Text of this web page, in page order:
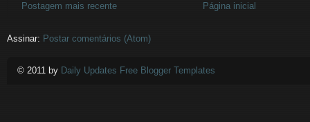
Postagem mais recente Página inicial
Assinar: Postar comentários (Atom)
© 2011 by Daily Updates Free Blogger Templates